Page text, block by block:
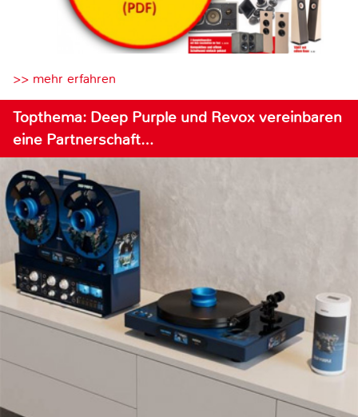
>> mehr erfahren
Topthema: Deep Purple und Revox vereinbaren
eine Partnerschaft…